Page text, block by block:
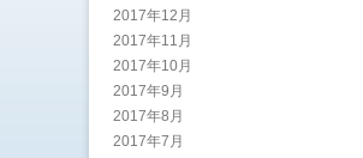
2017年12月
2017年11月
2017年10月
2017年9月
2017年8月
2017年7月